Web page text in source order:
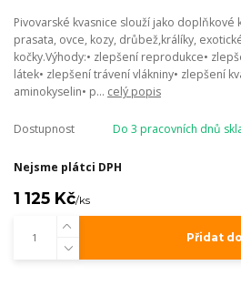
Pivovarské kvasnice slouží jako doplňkové
prasata, ovce, kozy, drůbež,králíky,
kočky.Výhody:• zlepšení reprodukce•
látek• zlepšení trávení vlákniny• zlepšení
aminokyselin• p... celý popis
Dostupnost Do 3 pracovních dnů
Nejsme plátci DPH
1 125 Kč/ks
Přidat